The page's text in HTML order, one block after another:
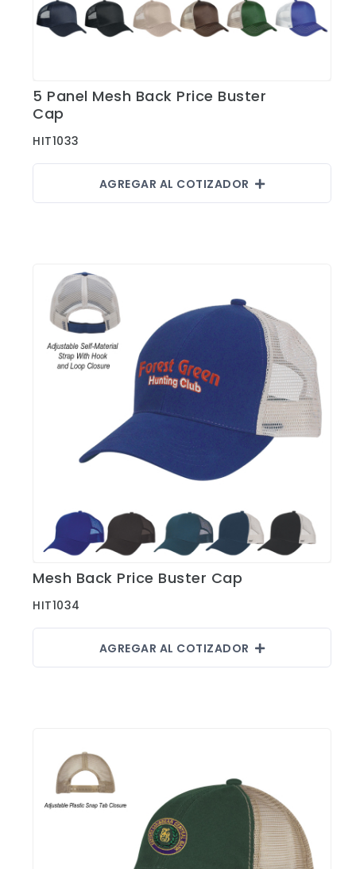
Ver Detalles
5 Panel Mesh Back Price Buster
Cap
HIT1033
AGREGAR AL COTIZADOR
Ver Detalles
Mesh Back Price Buster Cap
HIT1034
AGREGAR AL COTIZADOR